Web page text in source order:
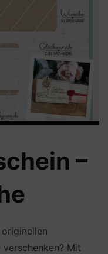
–
Mit